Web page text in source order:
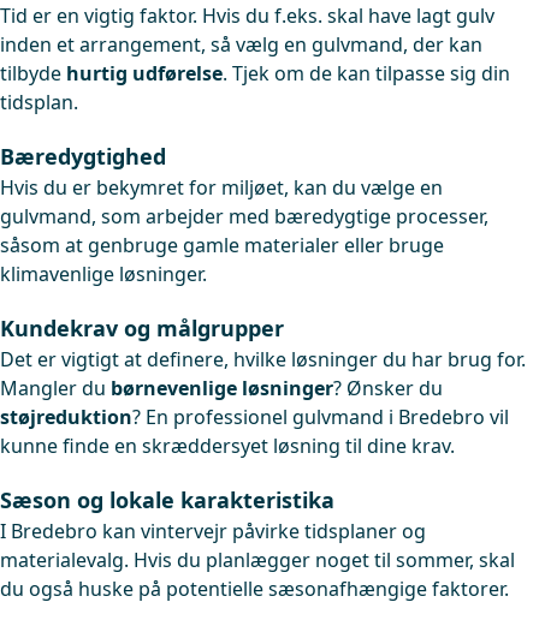
Tid er en vigtig faktor. Hvis du f.eks. skal have lagt gulv
inden et arrangement, så vælg en gulvmand, der kan
tilbyde hurtig udførelse. Tjek om de kan tilpasse sig din
tidsplan.
Bæredygtighed
Hvis du er bekymret for miljøet, kan du vælge en
gulvmand, som arbejder med bæredygtige processer,
såsom at genbruge gamle materialer eller bruge
klimavenlige løsninger.
Kundekrav og målgrupper
Det er vigtigt at definere, hvilke løsninger du har brug for.
Mangler du børnevenlige løsninger? Ønsker du
støjreduktion? En professionel gulvmand i Bredebro vil
kunne finde en skræddersyet løsning til dine krav.
Sæson og lokale karakteristika
I Bredebro kan vintervejr påvirke tidsplaner og
materialevalg. Hvis du planlægger noget til sommer, skal
du også huske på potentielle sæsonafhængige faktorer.